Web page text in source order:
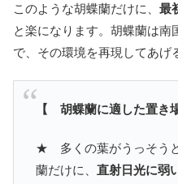
このような胡蝶蘭だけに、 最
と楽になります。胡蝶蘭は南
で、その環境を再現してあげ
【 胡蝶蘭に適した置き
★ 多くの葉がうっそう
蘭だけに、 直射日光に弱